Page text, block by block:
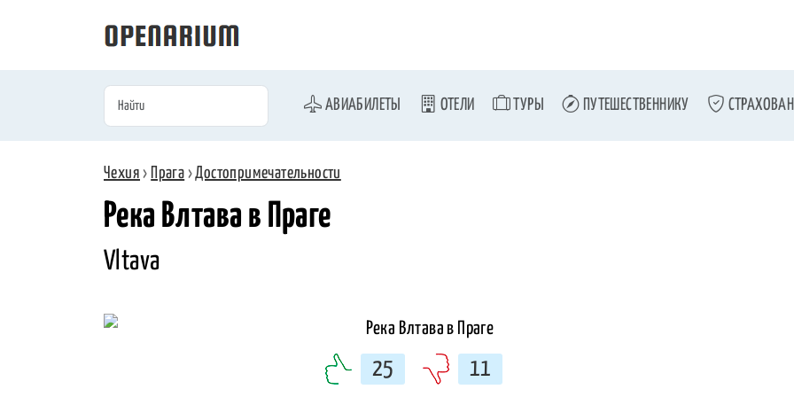
АВИАБИЛЕТЫ ОТЕЛИ ТУРЫ ПУТЕШЕСТВЕННИКУ
Чехия › Прага ›Достопримечательности
Река Влтава в Праге
Vltava
25 11